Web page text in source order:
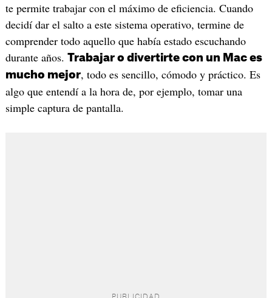
te permite trabajar con el máximo de eficiencia. Cuando
decidí dar el salto a este sistema operativo, termine de
comprender todo aquello que había estado escuchando
durante años. Trabajar o divertirte con un Mac es
mucho mejor, todo es sencillo, cómodo y práctico. Es
algo que entendí a la hora de, por ejemplo, tomar una
simple captura de pantalla.